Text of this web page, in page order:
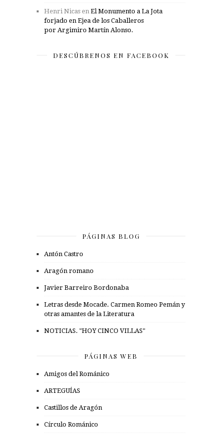
Henri Nicas en El Monumento a La Jota
forjado en Ejea de los Caballeros
por Argimiro Martín Alonso.
DESCÚBRENOS EN FACEBOOK
PÁGINAS BLOG
Antón Castro
Aragón romano
Javier Barreiro Bordonaba
Letras desde Mocade. Carmen Romeo Pemán y
otras amantes de la Literatura
NOTICIAS. "HOY CINCO VILLAS"
PÁGINAS WEB
Amigos del Románico
ARTEGUÍAS
Castillos de Aragón
Círculo Románico